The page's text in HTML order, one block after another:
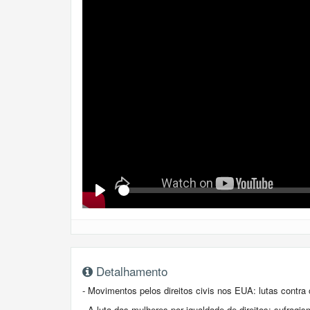
Play
Detalhamento
- Movimentos pelos direitos civis nos EUA: lutas contra